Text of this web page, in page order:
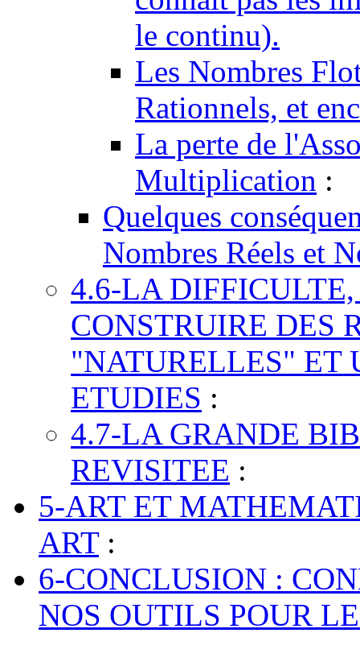
le continu).
Les Nombres
Rationnels, et
La perte de
Multiplication :
Quelques
Nombres Réels et
4.6-LA
CONSTRUIRE DES
"NATURELLES" ET
ETUDIES :
4.7-LA GRANDE
REVISITEE :
5-ART ET
ART:
6-CONCLUSION :
NOS OUTILS POUR